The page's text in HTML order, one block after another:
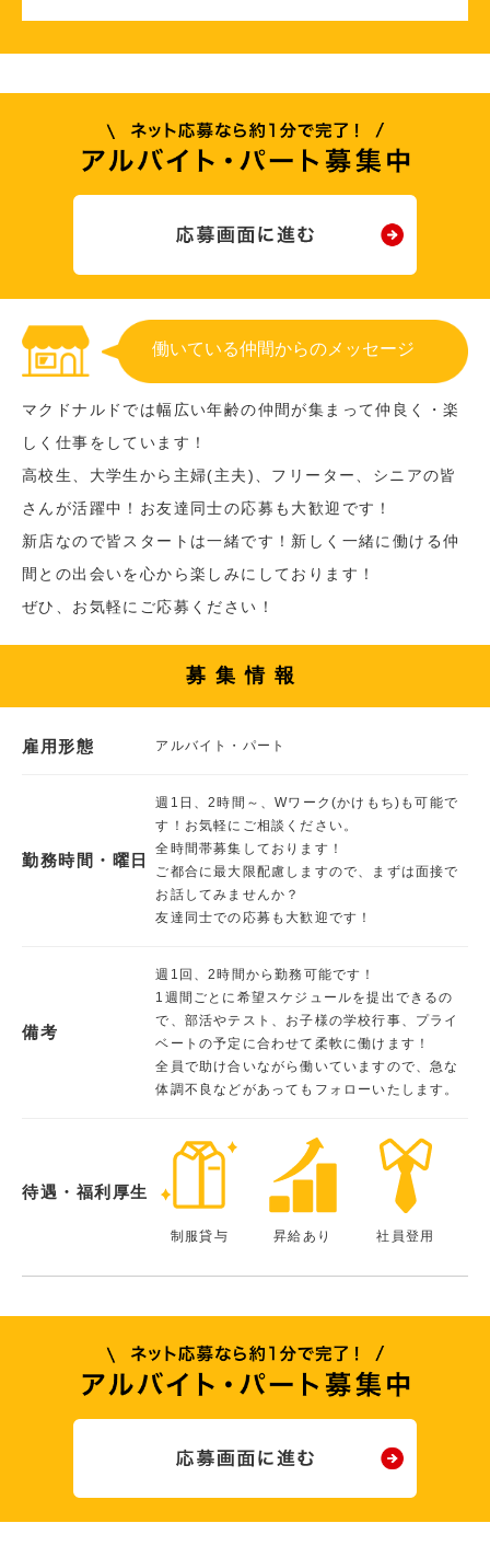
働いている仲間からのメッセージ
マクドナルドでは幅広い年齢の仲間が集まって仲良く・楽
しく仕事をしています！
高校生、大学生から主婦(主夫)、フリーター、シニアの皆
さんが活躍中！お友達同士の応募も大歓迎です！
新店なので皆スタートは一緒です！新しく一緒に働ける仲
間との出会いを心から楽しみにしております！
ぜひ、お気軽にご応募ください！
募集情報
雇用形態 アルバイト・パート
勤務時間・曜日
週1日、2時間～、Wワーク(かけもち)も可能で
す！お気軽にご相談ください。
全時間帯募集しております！
ご都合に最大限配慮しますので、まずは面接で
お話してみませんか？
友達同士での応募も大歓迎です！
備考
週1回、2時間から勤務可能です！
1週間ごとに希望スケジュールを提出できるの
で、部活やテスト、お子様の学校行事、プライ
ベートの予定に合わせて柔軟に働けます！
全員で助け合いながら働いていますので、急な
体調不良などがあってもフォローいたします。
待遇・福利厚生
制服貸与 昇給あり 社員登用